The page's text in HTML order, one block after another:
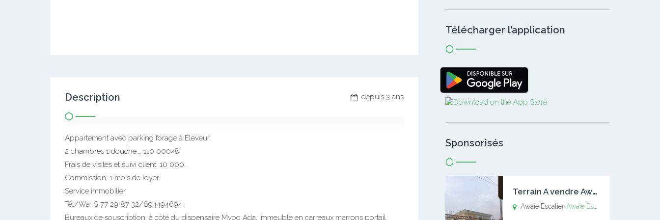
depuis 3 ans
Description
Appartement avec parking forage à Éleveur.
2 chambres 1 douche…. 110 000×8
Frais de visites et suivi client: 10 000.
Commission: 1 mois de loyer.
Service immobilier
Tél/Wa: 6 77 29 87 32/694494694
Bureaux de souscription: à côté du dispensaire Mvog Ada, immeuble en carreaux marrons portail
Télécharger l’application
Sponsorisés
T
errain A vendre Awaïe Escalier
Awaïe EscalierAwaïe Escalier